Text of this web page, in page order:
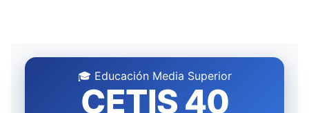
🎓 Educación Media Superior
CETIS 40